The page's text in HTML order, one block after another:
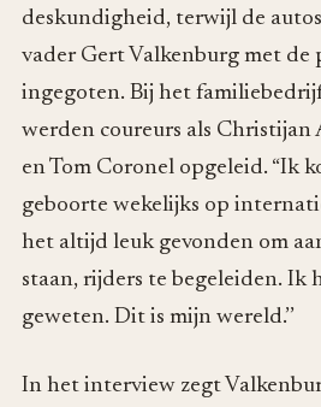
deskundigheid, terwijl de
vader Gert Valkenburg met de
ingegoten. Bij het
werden coureurs als Christijan
en Tom Coronel opgeleid. “Ik
geboorte wekelijks op
het altijd leuk gevonden om
staan, rijders te begeleiden. Ik
geweten. Dit is mijn wereld.’’
In het interview zegt